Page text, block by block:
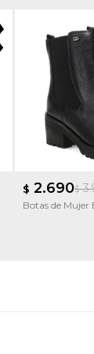
$ 2.690$
Botas de Mujer